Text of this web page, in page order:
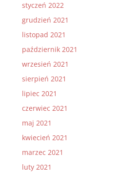
styczeń 2022
grudzień 2021
listopad 2021
październik 2021
wrzesień 2021
sierpień 2021
lipiec 2021
czerwiec 2021
maj 2021
kwiecień 2021
marzec 2021
luty 2021